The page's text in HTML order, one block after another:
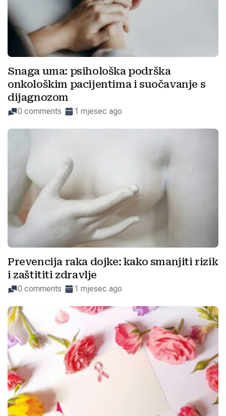
Snaga uma: psihološka podrška
onkološkim pacijentima i suočavanje s
dijagnozom
0 comments 1 mjesec ago
Prevencija raka dojke: kako smanjiti rizik
i zaštititi zdravlje
0 comments 1 mjesec ago